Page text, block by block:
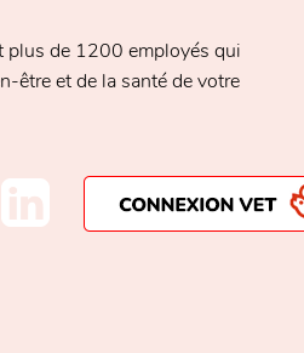
plus de 1200 employés qui
être et de la santé de votre